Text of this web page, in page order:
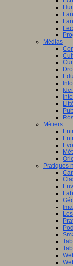
Médias
Métiers
Pratiques